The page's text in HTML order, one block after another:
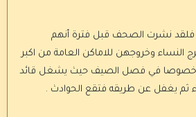
نشرت الصحف قبل فترة أنهم
النساء وخروجهن للاماكن العامة من اكبر
خصوصا في فصل الصيف حيث يشغل قائد
ثم يغفل عن طريقه فتقع الحوادث .